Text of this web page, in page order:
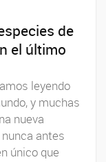
de
el último
leyendo
y muchas
nueva
antes
único que